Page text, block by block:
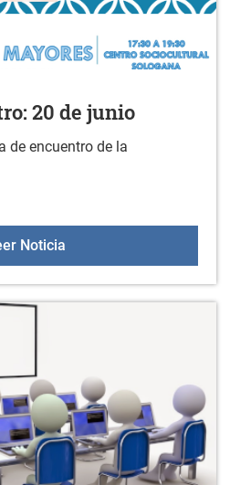
20 de junio
de encuentro de la
NoticiaSala de encuentro: 20